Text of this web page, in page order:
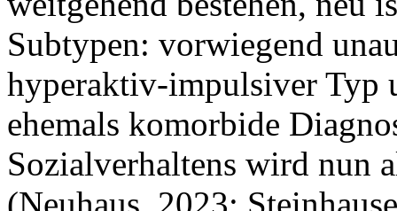
Subtypen: vorwiegend
hyperaktiv-impulsiver Typ
ehemals komorbide
Sozialverhaltens wird nun
(Neuhaus, 2023;